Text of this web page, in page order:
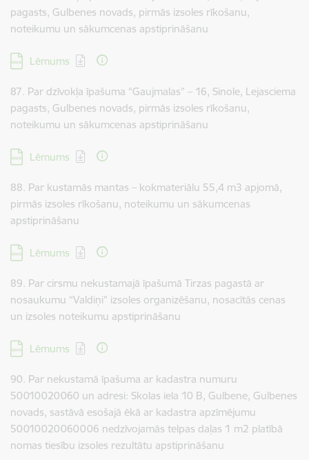
pagasts, Gulbenes novads, pirmās izsoles rīkošanu,
noteikumu un sākumcenas apstiprināšanu
Lejupielādēt:
Lēmums
87. Par dzīvokļa īpašuma “Gaujmalas” – 16, Sinole, Lejasciema
pagasts, Gulbenes novads, pirmās izsoles rīkošanu,
noteikumu un sākumcenas apstiprināšanu
Lejupielādēt:
Lēmums
88. Par kustamās mantas – kokmateriālu 55,4 m3 apjomā,
pirmās izsoles rīkošanu, noteikumu un sākumcenas
apstiprināšanu
Lejupielādēt:
Lēmums
89. Par cirsmu nekustamajā īpašumā Tirzas pagastā ar
nosaukumu “Valdiņi” izsoles organizēšanu, nosacītās cenas
un izsoles noteikumu apstiprināšanu
Lejupielādēt:
Lēmums
90. Par nekustamā īpašuma ar kadastra numuru
50010020060 un adresi: Skolas iela 10 B, Gulbene, Gulbenes
novads, sastāvā esošajā ēkā ar kadastra apzīmējumu
50010020060006 nedzīvojamās telpas daļas 1 m2 platībā
nomas tiesību izsoles rezultātu apstiprināšanu